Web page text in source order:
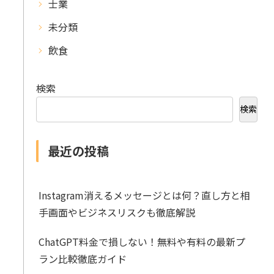
士業
未分類
飲食
検索
検索
最近の投稿
Instagram消えるメッセージとは何？直し方と相
手画面やビジネスリスクも徹底解説
ChatGPT料金で損しない！無料や有料の最新プ
ラン比較徹底ガイド